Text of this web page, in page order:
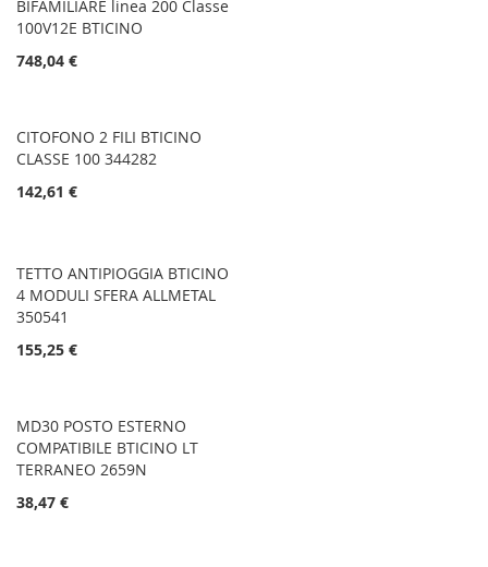
BIFAMILIARE linea 200 Classe
100V12E BTICINO
748,04 €
CITOFONO 2 FILI BTICINO
CLASSE 100 344282
142,61 €
TETTO ANTIPIOGGIA BTICINO
4 MODULI SFERA ALLMETAL
350541
155,25 €
MD30 POSTO ESTERNO
COMPATIBILE BTICINO LT
TERRANEO 2659N
38,47 €